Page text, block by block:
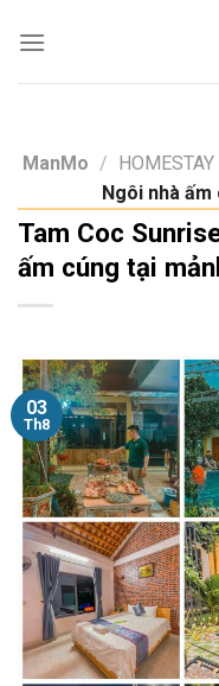
ManMo / HOMESTAY
Ngôi nhà
Tam Coc
ấm cúng tại
03
Th8